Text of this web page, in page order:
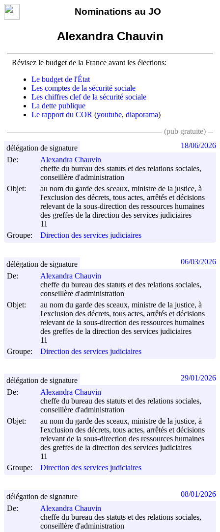
Nominations au JO
Alexandra Chauvin
Révisez le budget de la France avant les élections:
Le budget de l'État
Les comptes de la sécurité sociale
Les chiffres clef de la sécurité sociale
La dette publique
Le rapport du COR (youtube, diaporama)
(pub gratuite)
De:
Alexandra Chauvin
cheffe du bureau des statuts et des relations sociales,
conseillère d'administration
Objet:
au nom du garde des sceaux, ministre de la justice, à
l'exclusion des décrets, tous actes, arrêtés et décisions
relevant de la sous-direction des ressources humaines
des greffes de la direction des services judiciaires
11
Groupe:
Direction des services judiciaires
délégation de signature 18/06/2026
De:
Alexandra Chauvin
cheffe du bureau des statuts et des relations sociales,
conseillère d'administration
Objet:
au nom du garde des sceaux, ministre de la justice, à
l'exclusion des décrets, tous actes, arrêtés et décisions
relevant de la sous-direction des ressources humaines
des greffes de la direction des services judiciaires
11
Groupe:
Direction des services judiciaires
délégation de signature 06/03/2026
De:
Alexandra Chauvin
cheffe du bureau des statuts et des relations sociales,
conseillère d'administration
Objet:
au nom du garde des sceaux, ministre de la justice, à
l'exclusion des décrets, tous actes, arrêtés et décisions
relevant de la sous-direction des ressources humaines
des greffes de la direction des services judiciaires
11
Groupe:
Direction des services judiciaires
délégation de signature 29/01/2026
De:
Alexandra Chauvin
cheffe du bureau des statuts et des relations sociales,
conseillère d'administration
délégation de signature 08/01/2026